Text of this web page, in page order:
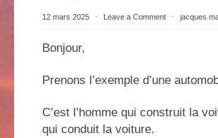
12 mars 2025 ⋅ Leave a Comment ⋅ jacques
Bonjour,
Prenons l’exemple d’une
C’est l’homme qui construit la
qui conduit la voiture.